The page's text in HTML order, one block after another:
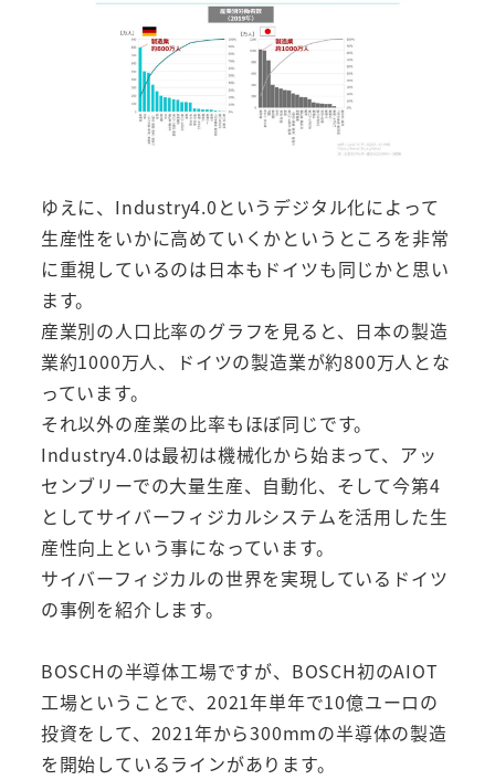
ゆえに、Industry4.0というデジタル化によって
生産性をいかに高めていくかというところを非常
に重視しているのは日本もドイツも同じかと思い
ます。
産業別の人口比率のグラフを見ると、日本の製造
業約1000万人、ドイツの製造業が約800万人とな
っています。
それ以外の産業の比率もほぼ同じです。
Industry4.0は最初は機械化から始まって、アッ
センブリーでの大量生産、自動化、そして今第4
としてサイバーフィジカルシステムを活用した生
産性向上という事になっています。
サイバーフィジカルの世界を実現しているドイツ
の事例を紹介します。
BOSCHの半導体工場ですが、BOSCH初のAIOT
工場ということで、2021年単年で10億ユーロの
投資をして、2021年から300mmの半導体の製造
を開始しているラインがあります。